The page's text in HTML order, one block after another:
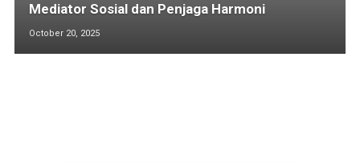
Mediator Sosial dan Penjaga Harmoni
October 20, 2025